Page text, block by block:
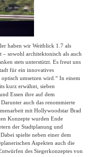
haben wir Weitblick 1.7 als
sowohl architektonisch als auch
stets unterstützt. Es freut uns
für ein innovatives
umsetzen wird.“ In einem
kurz erwähnt, sieben
Essen ihre auf dem
auch das renommierte
mit Hollywoodstar Brad
Konzepte wurden Ende
der Stadtplanung und
spielte neben einer dem
Aspekten auch die
des Siegerkonzeptes von